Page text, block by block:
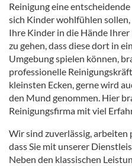
Reinigung eine
sich Kinder wohlfühlen
Ihre Kinder in die Hände
zu gehen, dass diese dort in
Umgebung spielen können,
professionelle
kleinsten Ecken, gerne wird
den Mund genommen. Hier
Reinigungsfirma mit viel
Wir sind zuverlässig,
dass Sie mit unserer
Neben den klassischen